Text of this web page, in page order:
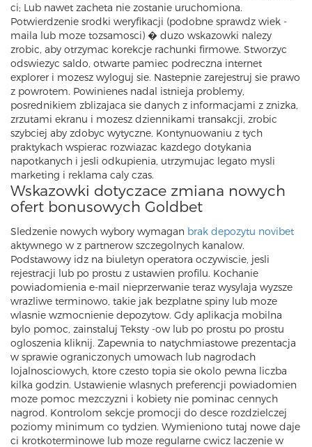
ci; Lub nawet zacheta nie zostanie uruchomiona.
Potwierdzenie srodki weryfikacji (podobne sprawdz wiek -
maila lub moze tozsamosci) � duzo wskazowki nalezy
zrobic, aby otrzymac korekcje rachunki firmowe. Stworzyc
odswiezyc saldo, otwarte pamiec podreczna internet
explorer i mozesz wyloguj sie. Nastepnie zarejestruj sie prawo
z powrotem. Powinienes nadal istnieja problemy,
posrednikiem zblizajaca sie danych z informacjami z znizka,
zrzutami ekranu i mozesz dziennikami transakcji, zrobic
szybciej aby zdobyc wytyczne. Kontynuowaniu z tych
praktykach wspierac rozwiazac kazdego dotykania
napotkanych i jesli odkupienia, utrzymujac legato mysli
marketing i reklama caly czas.
Wskazowki dotyczace zmiana nowych
ofert bonusowych Goldbet
Sledzenie nowych wybory wymagan brak depozytu novibet
aktywnego w z partnerow szczegolnych kanalow.
Podstawowy idz na biuletyn operatora oczywiscie, jesli
rejestracji lub po prostu z ustawien profilu. Kochanie
powiadomienia e-mail nieprzerwanie teraz wysylaja wyzsze
wrazliwe terminowo, takie jak bezplatne spiny lub moze
wlasnie wzmocnienie depozytow. Gdy aplikacja mobilna
bylo pomoc, zainstaluj Teksty -ow lub po prostu po prostu
ogloszenia kliknij. Zapewnia to natychmiastowe prezentacja
w sprawie ograniczonych umowach lub nagrodach
lojalnosciowych, ktore czesto topia sie okolo pewna liczba
kilka godzin. Ustawienie wlasnych preferencji powiadomien
moze pomoc mezczyzni i kobiety nie pominac cennych
nagrod. Kontrolom sekcje promocji do desce rozdzielczej
poziomy minimum co tydzien. Wymieniono tutaj nowe daje
ci krotkoterminowe lub moze regularne cwicz laczenie w